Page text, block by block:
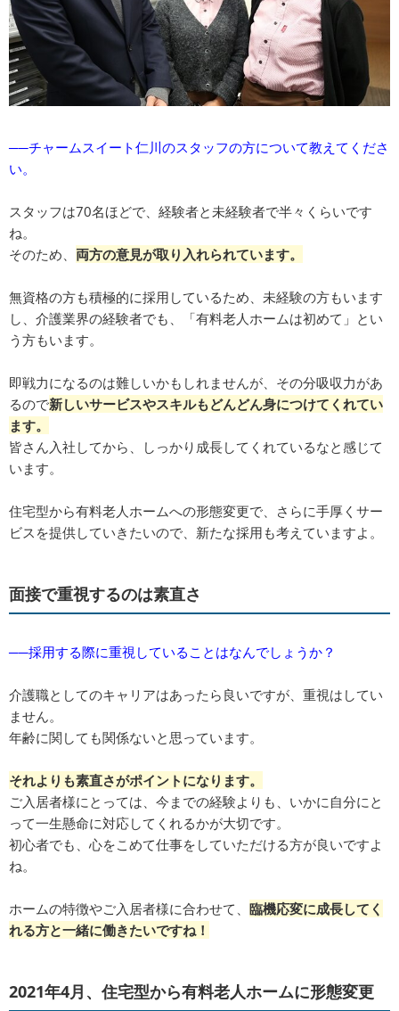
──チャームスイート仁川のスタッフの方について教えてくださ
い。
スタッフは70名ほどで、経験者と未経験者で半々くらいです
ね。
そのため、 両方の意見が取り入れられています。
無資格の方も積極的に採用しているため、未経験の方もいます
し、介護業界の経験者でも、「有料老人ホームは初めて」とい
う方もいます。
即戦力になるのは難しいかもしれませんが、その分吸収力があ
るので新しいサービスやスキルもどんどん身につけてくれてい
ます。
皆さん入社してから、しっかり成長してくれているなと感じて
います。
住宅型から有料老人ホームへの形態変更で、さらに手厚くサー
ビスを提供していきたいので、新たな採用も考えていますよ。
面接で重視するのは素直さ
──採用する際に重視していることはなんでしょうか？
介護職としてのキャリアはあったら良いですが、重視はしてい
ません。
年齢に関しても関係ないと思っています。
それよりも素直さがポイントになります。
ご入居者様にとっては、今までの経験よりも、いかに自分にと
って一生懸命に対応してくれるかが大切です。
初心者でも、心をこめて仕事をしていただける方が良いですよ
ね。
ホームの特徴やご入居者様に合わせて、 臨機応変に成長してく
れる方と一緒に働きたいですね！
2021年4月、住宅型から有料老人ホームに形態変更